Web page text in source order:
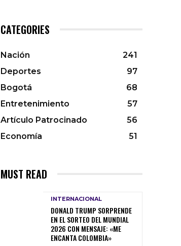
CATEGORIES
Nación
241
Deportes
97
Bogotá
68
Entretenimiento
57
Artículo Patrocinado
56
Economía
51
MUST READ
INTERNACIONAL
DONALD TRUMP SORPRENDE
EN EL SORTEO DEL MUNDIAL
2026 CON MENSAJE: «ME
ENCANTA COLOMBIA»